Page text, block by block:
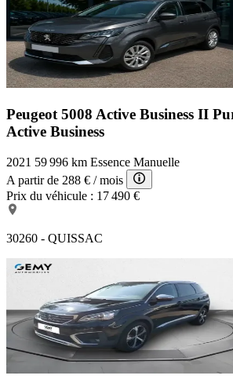
Peugeot 5008 Active Business II
Active Business
2021 59 996 km Essence Manuelle
A partir de 288 € / mois
Prix du véhicule : 17 490 €
30260 - QUISSAC